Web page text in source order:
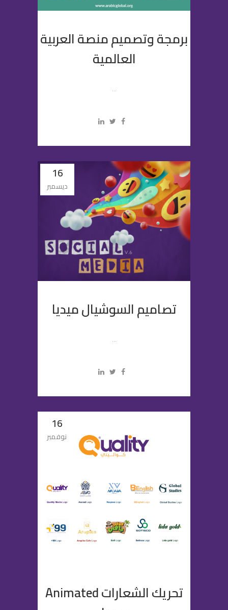
برمجة وتصميم منصة العربية
العالمية
...
16
ديسمبر
تصاميم السوشيال ميديا
...
16
نوفمبر
تحريك الشعارات Animated